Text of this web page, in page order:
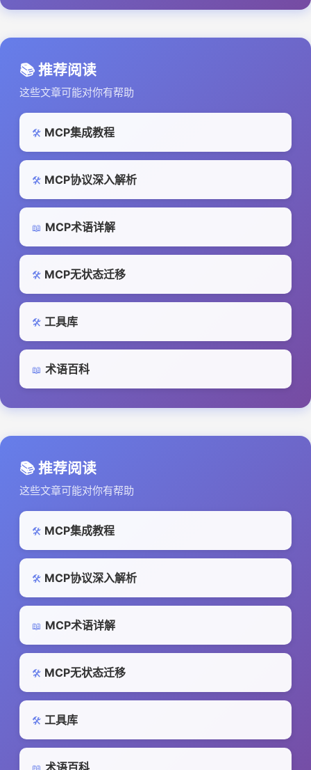
📚 推荐阅读
这些文章可能对你有帮助
🛠️ MCP集成教程
🛠️ MCP协议深入解析
📖 MCP术语详解
🛠️ MCP无状态迁移
🛠️ 工具库
📖 术语百科
📚 推荐阅读
这些文章可能对你有帮助
🛠️ MCP集成教程
🛠️ MCP协议深入解析
📖 MCP术语详解
🛠️ MCP无状态迁移
🛠️ 工具库
术语百科